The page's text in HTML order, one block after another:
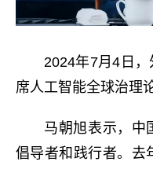
2024年7月4 日
席人工智能全球治理
马朝旭表示，中
倡导者和践行者。去